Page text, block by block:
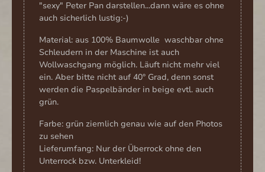
"sexy" Peter Pan darstellen...dann wäre es ohne
auch sicherlich lustig:-)
Material: aus 100% Baumwolle waschbar ohne
Schleudern in der Maschine ist auch
Wollwaschgang möglich. Läuft nicht mehr viel
ein. Aber bitte nicht auf 40° Grad, denn sonst
werden die Paspelbänder in beige evtl. auch
grün.
Farbe: grün ziemlich genau wie auf den Photos
zu sehen
Lieferumfang: Nur der Überrock ohne den
Unterrock bzw. Unterkleid!